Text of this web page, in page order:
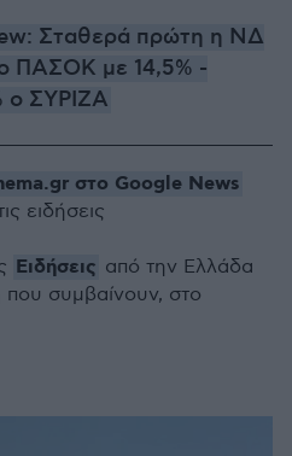
Σταθερά πρώτη η ΝΔ
ΠΑΣΟΚ με 14,5% -
ο ΣΥΡΙΖΑ
στο Google News
ειδήσεις
Ειδήσεις από την Ελλάδα
που συμβαίνουν, στο